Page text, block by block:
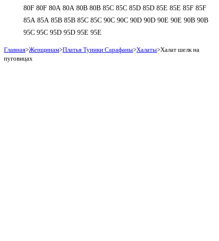
80F 80F 80А 80А 80В 80В 85C 85C 85D 85D 85E 85E 85F 85F
85А 85А 85В 85В 85С 85С 90C 90C 90D 90D 90E 90E 90В 90В
95C 95C 95D 95D 95E 95E
Главная>Женщинам>Платья Туники Сарафаны>Халаты>Халат шелк на
пуговицах